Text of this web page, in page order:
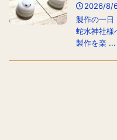
2026/8/
製作の一日
蛇水神社様
製作を楽 ...